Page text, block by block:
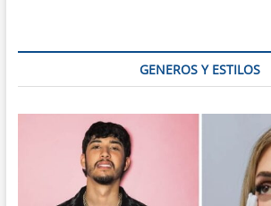
Folklore
Latinoamericano
Caribeño
GENEROS Y ESTILOS